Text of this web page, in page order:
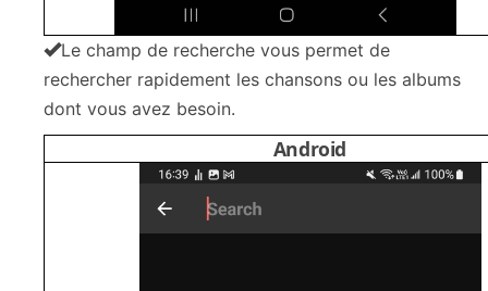
Le champ de recherche vous permet de
rechercher rapidement les chansons ou les albums
dont vous avez besoin.
Android